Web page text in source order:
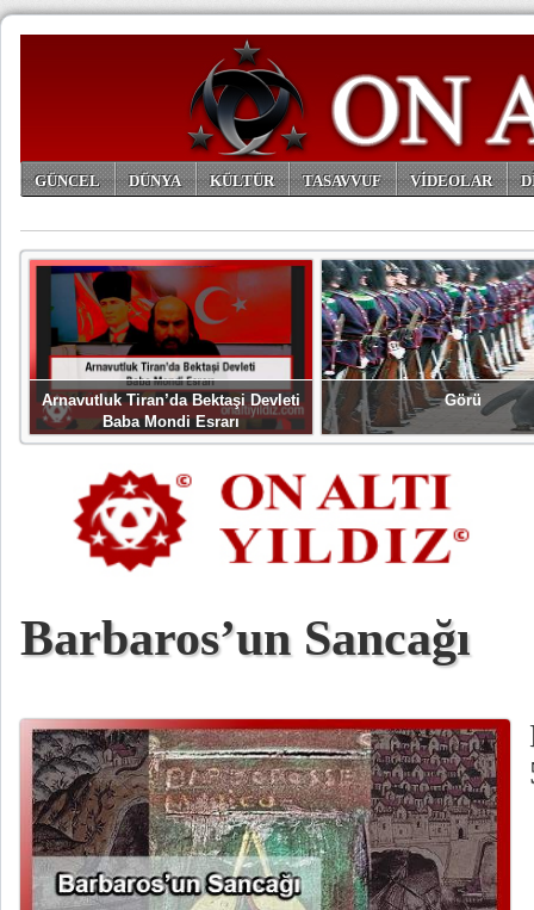
GÜNCEL DÜNYA KÜLTÜR TASAVVUF VİDEOLAR
Arnavutluk Tiran’da Bektaşi Devleti
Baba Mondi Esrarı
Görü
Barbaros’un Sancağı